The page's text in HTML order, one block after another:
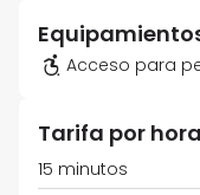
Acceso para
Tarifa por hora
15 minutos